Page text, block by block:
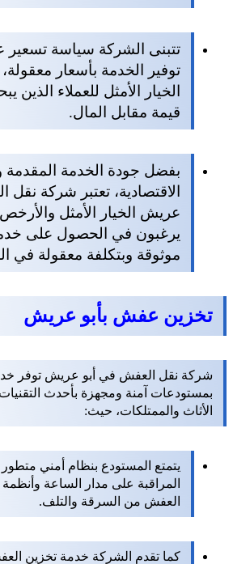
تتبنى الشركة سياسة تسعير
توفير الخدمة بأسعار معقولة،
الخيار الأمثل للعملاء
قيمة مقابل المال.
بفضل جودة الخدمة المقدمة
الاقتصادية، تعتبر شركة
عريش الخيار الأمثل والأرخص
يرغبون في الحصول على
موثوقة وبتكلفة معقولة في
تخزين عفش بأبو عريش
شركة نقل العفش في أبو عريش توفر
بمستودعات آمنة ومجهزة بأحدث
الأثاث والممتلكات، حيث:
يتمتع المستودع بنظام أمني
المراقبة على مدار الساعة
العفش من السرقة والتلف.
كما تقدم الشركة خدمة تخزين